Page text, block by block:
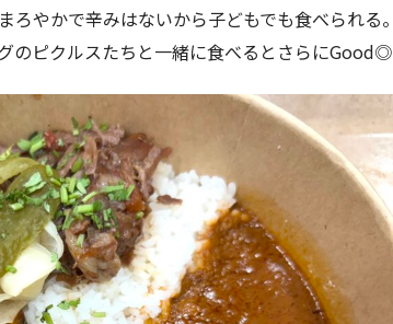
やかで辛みはないから子どもでも食べられる。
のピクルスたちと一緒に食べるとさらにGood◎